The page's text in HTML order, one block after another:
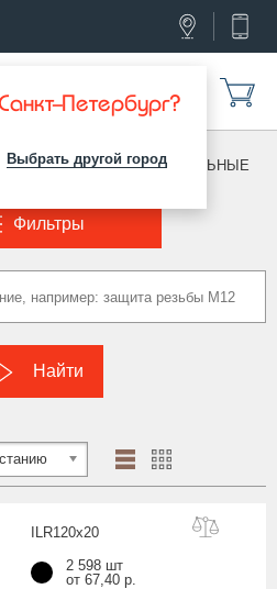
Петербург?
Выбрать другой город
ДЛЯ ТРУБ /ПРЯМОУГОЛЬНЫЕ
Фильтры
Найти
ILR120x20
2 598 шт
от 67,40 р.